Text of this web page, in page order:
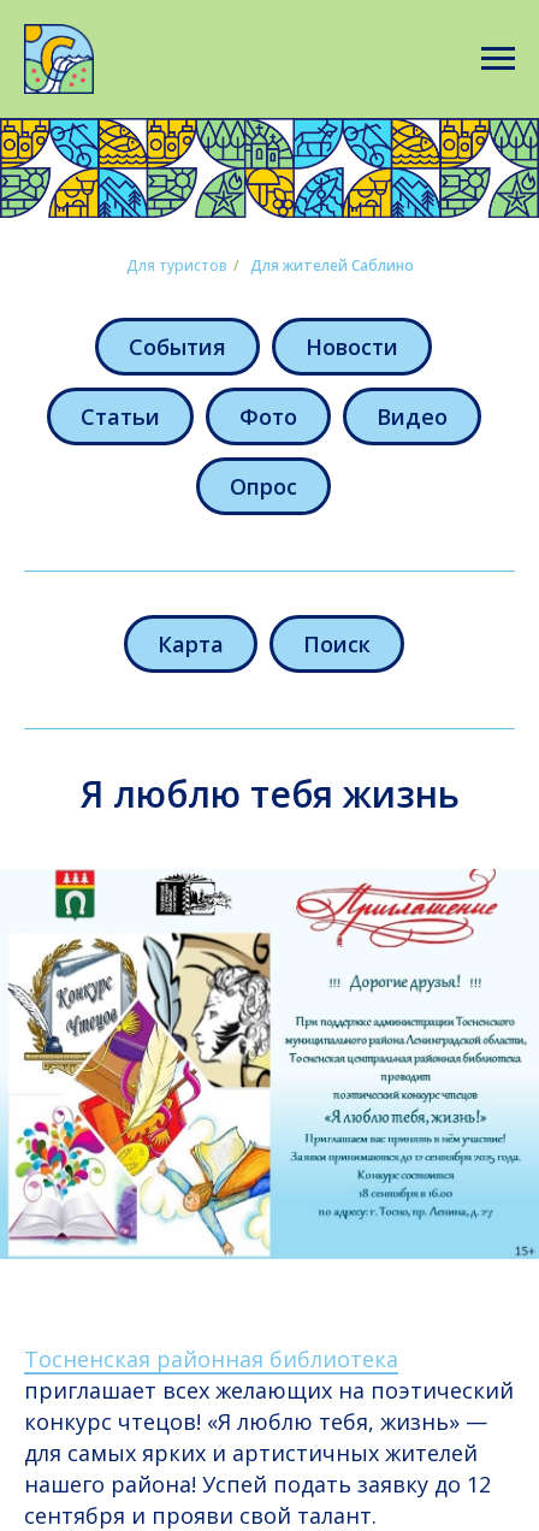
Для туристов / Для жителей Саблино
События Новости
Статьи Фото Видео
Опрос
Карта Поиск
Я люблю тебя жизнь
Тосненская районная библиотека
приглашает всех желающих на поэтический
конкурс чтецов! «Я люблю тебя, жизнь» —
для самых ярких и артистичных жителей
нашего района! Успей подать заявку до 12
сентября и прояви свой талант.